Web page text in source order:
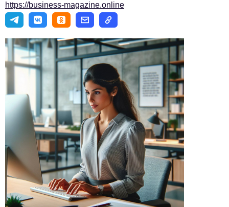
Мероприятия
Видео
Телефон редакции: +7 495 727-01-67
Электронные почты редакции:
Информационный отдел
info@business-magazine.online
Отдел рекламы
reklama@business-magazine.online
Отдел распространения/редакционная подписка
podpiska@business-magazine.online
Отдел по работе с партнерами
partner@business-magazine.online
https://business-magazine.online